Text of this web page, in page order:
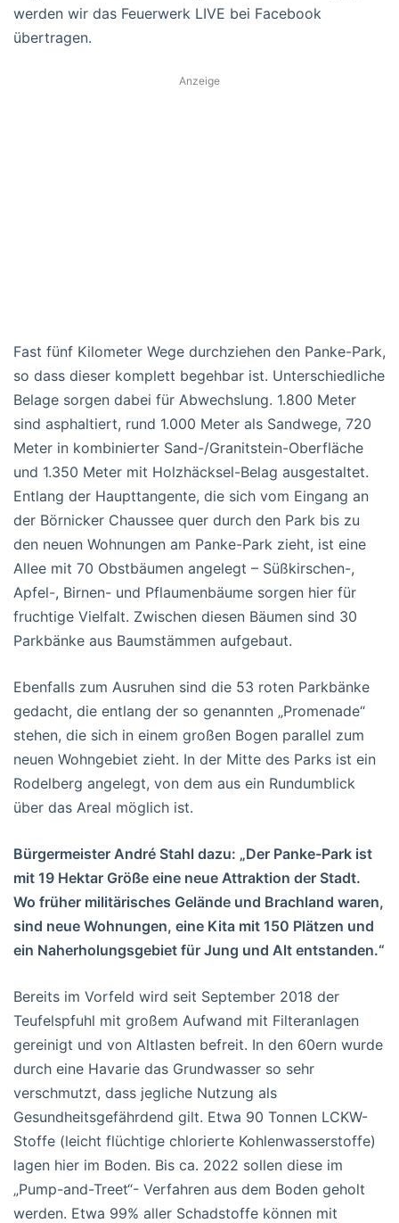
werden wir das Feuerwerk LIVE bei Facebook
übertragen.
Anzeige
Fast fünf Kilometer Wege durchziehen den Panke-Park,
so dass dieser komplett begehbar ist. Unterschiedliche
Belage sorgen dabei für Abwechslung. 1.800 Meter
sind asphaltiert, rund 1.000 Meter als Sandwege, 720
Meter in kombinierter Sand-/Granitstein-Oberfläche
und 1.350 Meter mit Holzhäcksel-Belag ausgestaltet.
Entlang der Haupttangente, die sich vom Eingang an
der Börnicker Chaussee quer durch den Park bis zu
den neuen Wohnungen am Panke-Park zieht, ist eine
Allee mit 70 Obstbäumen angelegt – Süßkirschen-,
Apfel-, Birnen- und Pflaumenbäume sorgen hier für
fruchtige Vielfalt. Zwischen diesen Bäumen sind 30
Parkbänke aus Baumstämmen aufgebaut.
Ebenfalls zum Ausruhen sind die 53 roten Parkbänke
gedacht, die entlang der so genannten „Promenade“
stehen, die sich in einem großen Bogen parallel zum
neuen Wohngebiet zieht. In der Mitte des Parks ist ein
Rodelberg angelegt, von dem aus ein Rundumblick
über das Areal möglich ist.
Bürgermeister André Stahl dazu: „Der Panke-Park ist
mit 19 Hektar Größe eine neue Attraktion der Stadt.
Wo früher militärisches Gelände und Brachland waren,
sind neue Wohnungen, eine Kita mit 150 Plätzen und
ein Naherholungsgebiet für Jung und Alt entstanden.“
Bereits im Vorfeld wird seit September 2018 der
Teufelspfuhl mit großem Aufwand mit Filteranlagen
gereinigt und von Altlasten befreit. In den 60ern wurde
durch eine Havarie das Grundwasser so sehr
verschmutzt, dass jegliche Nutzung als
Gesundheitsgefährdend gilt. Etwa 90 Tonnen LCKW-
Stoffe (leicht flüchtige chlorierte Kohlenwasserstoffe)
lagen hier im Boden. Bis ca. 2022 sollen diese im
„Pump-and-Treet“- Verfahren aus dem Boden geholt
werden. Etwa 99% aller Schadstoffe können mit